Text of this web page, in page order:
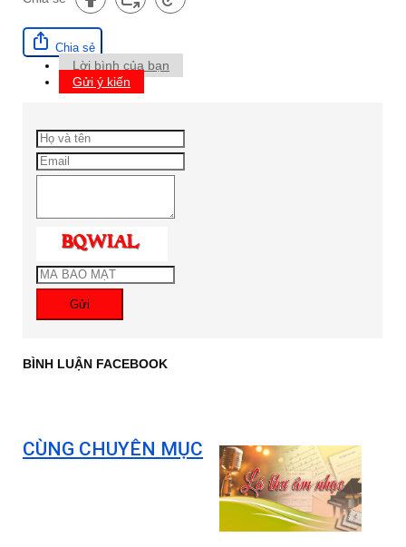
Chia sẻ
Lời bình của bạn
Gửi ý kiến
Gửi
BÌNH LUẬN FACEBOOK
CÙNG CHUYÊN MỤC